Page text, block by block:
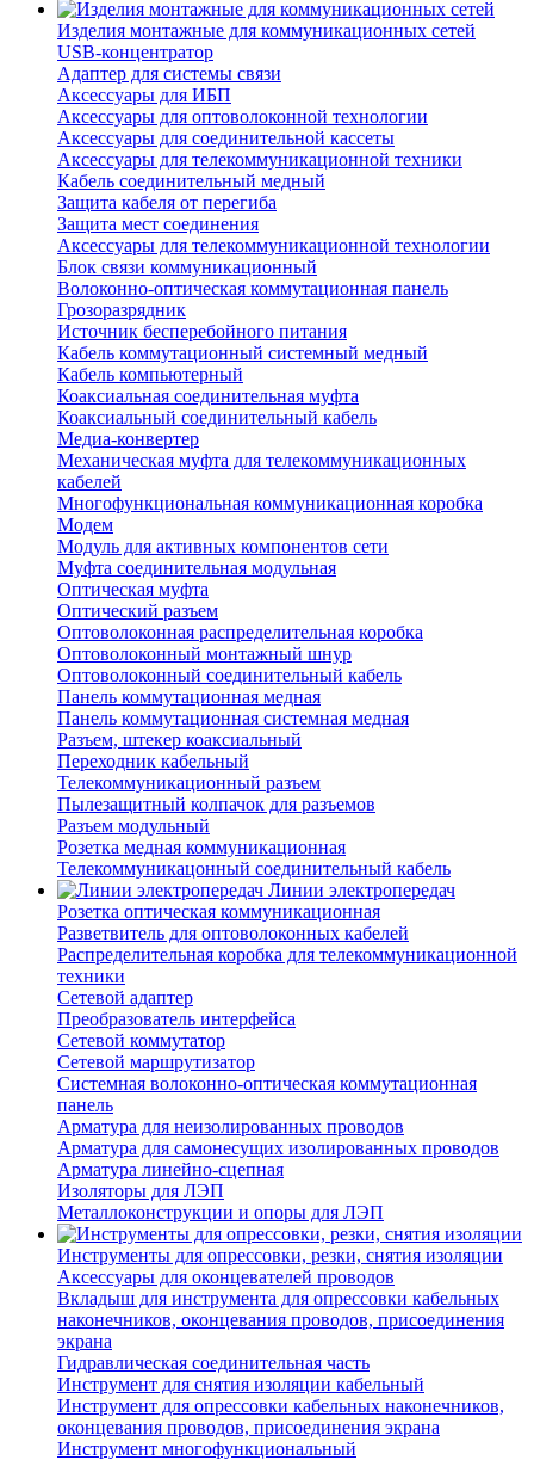
Изделия монтажные для коммуникационных сетей
USB-концентратор
Адаптер для системы связи
Аксессуары для ИБП
Аксессуары для оптоволоконной технологии
Аксессуары для соединительной кассеты
Аксессуары для телекоммуникационной техники
Кабель соединительный медный
Защита кабеля от перегиба
Защита мест соединения
Аксессуары для телекоммуникационной технологии
Блок связи коммуникационный
Волоконно-оптическая коммутационная панель
Грозоразрядник
Источник бесперебойного питания
Кабель коммутационный системный медный
Кабель компьютерный
Коаксиальная соединительная муфта
Коаксиальный соединительный кабель
Медиа-конвертер
Механическая муфта для телекоммуникационных
кабелей
Многофункциональная коммуникационная коробка
Модем
Модуль для активных компонентов сети
Муфта соединительная модульная
Оптическая муфта
Оптический разъем
Оптоволоконная распределительная коробка
Оптоволоконный монтажный шнур
Оптоволоконный соединительный кабель
Панель коммутационная медная
Панель коммутационная системная медная
Разъем, штекер коаксиальный
Переходник кабельный
Телекоммуникационный разъем
Пылезащитный колпачок для разъемов
Разъем модульный
Розетка медная коммуникационная
Телекоммуникацонный соединительный кабель
Линии электропередач
Розетка оптическая коммуникационная
Разветвитель для оптоволоконных кабелей
Распределительная коробка для телекоммуникационной
техники
Сетевой адаптер
Преобразователь интерфейса
Сетевой коммутатор
Сетевой маршрутизатор
Системная волоконно-оптическая коммутационная
панель
Арматура для неизолированных проводов
Арматура для самонесущих изолированных проводов
Арматура линейно-сцепная
Изоляторы для ЛЭП
Металлоконструкции и опоры для ЛЭП
Инструменты для опрессовки, резки, снятия изоляции
Аксессуары для оконцевателей проводов
Вкладыш для инструмента для опрессовки кабельных
наконечников, оконцевания проводов, присоединения
экрана
Гидравлическая соединительная часть
Инструмент для снятия изоляции кабельный
Инструмент для опрессовки кабельных наконечников,
оконцевания проводов, присоединения экрана
Инструмент многофункциональный